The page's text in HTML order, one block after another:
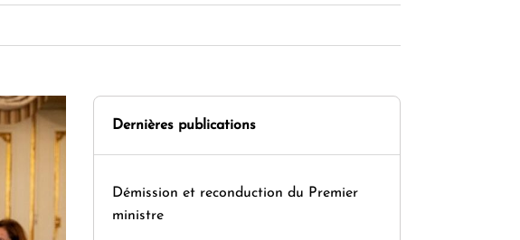
Dernières publications
Démission et reconduction du Premier
ministre